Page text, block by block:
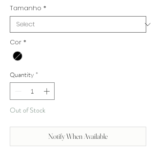
Tamanho *
Cor *
Quantity *
Out of Stock
Notify When Available